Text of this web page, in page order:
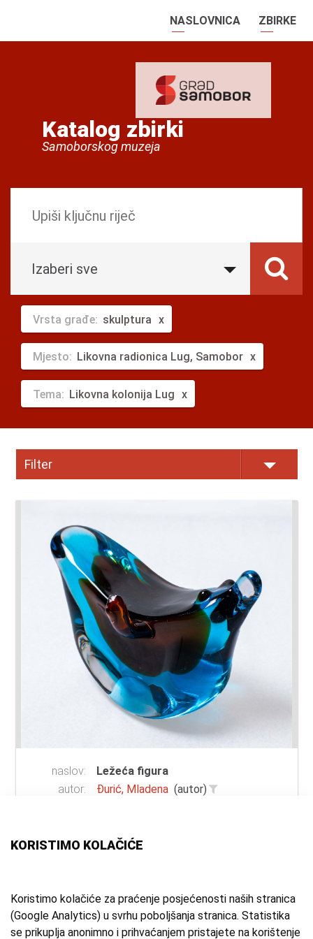
NASLOVNICA ZBIRKE
Katalog zbirki
Samoborskog muzeja
Izaberi sve
Vrsta građe: skulptura
Mjesto: Likovna radionica Lug, Samobor
Tema: Likovna kolonija Lug
Filter
naslov:
Ležeća figura
autor:
Đurić, Mladena (autor)
tehnika:
lijevanje
vrijeme
izrade:
1984. g.
zbirka: Umjetnička zbirka
KORISTIMO KOLAČIĆE
Koristimo kolačiće za praćenje posjećenosti naših stranica
(Google Analytics) u svrhu poboljšanja stranica. Statistika
se prikuplja anonimno i prihvaćanjem pristajete na korištenje